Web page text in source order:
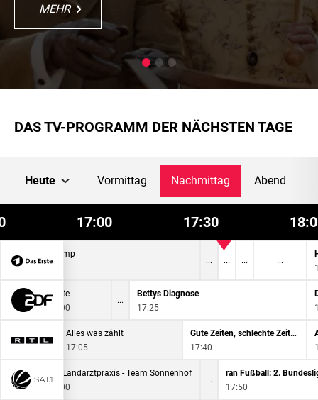
MEHR
MEHR
MEHR
MEHR
MEHR
DAS TV-PROGRAMM DER NÄCHSTEN TAGE
Heute Vormittag Nachmittag Abend
17:00 17:30
Quizduell-Olymp
16:50
heute
17:00
Bettys Diagnose
17:25
Alles was zählt
17:05
Gute Zeiten, schlechte Zeiten
17:40
Die Landarztpraxis - Team Sonnenhof
17:00
17:50